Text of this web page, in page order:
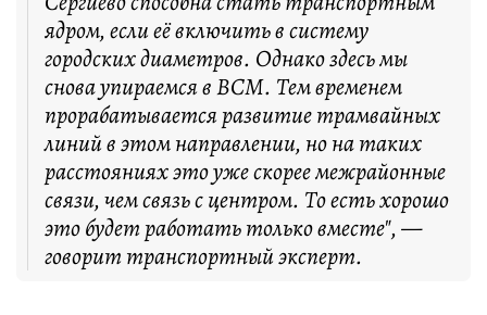
ядром, если её включить в систему
городских диаметров. Однако здесь мы
снова упираемся в ВСМ. Тем временем
прорабатывается развитие трамвайных
линий в этом направлении, но на таких
расстояниях это уже скорее межрайонные
связи, чем связь с центром. То есть хорошо
это будет работать только вместе", —
говорит транспортный эксперт.